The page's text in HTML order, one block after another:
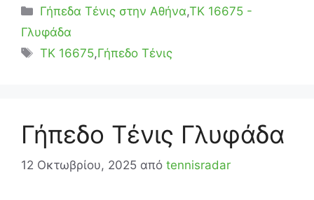
Κατηγορίες
Γήπεδα Τένις στην Αθήνα,ΤΚ 16675 -
Γλυφάδα
Ετικέτες
TK 16675,Γήπεδο Τένις
Γήπεδο Τένις Γλυφάδα
12 Οκτωβρίου, 2025 από tennisradar